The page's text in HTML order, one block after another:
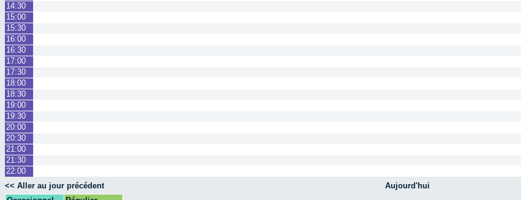
14:30
15:00
15:30
16:00
16:30
17:00
17:30
18:00
18:30
19:00
19:30
20:00
20:30
21:00
21:30
22:00
<< Aller au jour précédent
Aujourd'hui